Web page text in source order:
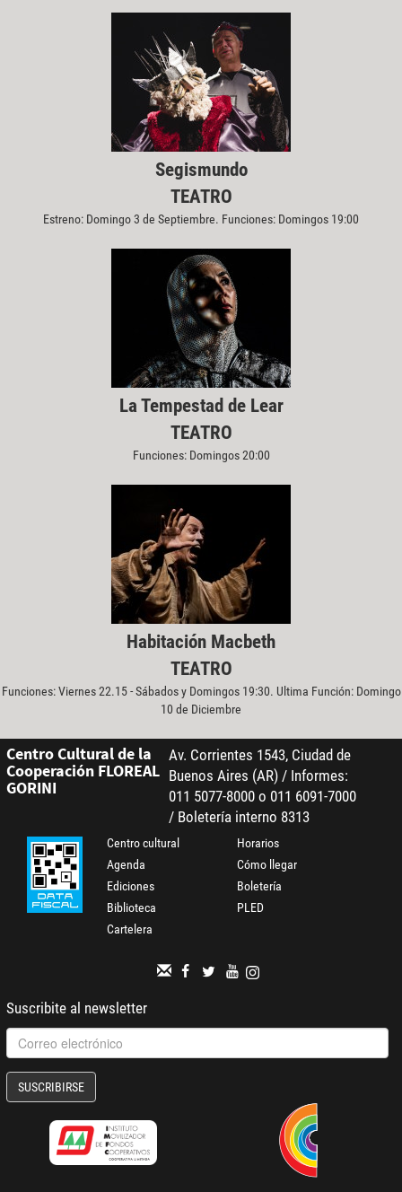
Segismundo
TEATRO
Estreno: Domingo 3 de Septiembre. Funciones: Domingos 19:00
La Tempestad de Lear
TEATRO
Funciones: Domingos 20:00
Habitación Macbeth
TEATRO
Funciones: Viernes 22.15 - Sábados y Domingos 19:30. Ultima Función: Domingo
10 de Diciembre
Centro Cultural de la
Cooperación FLOREAL
GORINI
Av. Corrientes 1543, Ciudad de
Buenos Aires (AR) / Informes:
011 5077-8000 o 011 6091-7000
/ Boletería interno 8313
Centro cultural
Agenda
Ediciones
Biblioteca
Cartelera
Horarios
Cómo llegar
Boletería
PLED
Suscribite al newsletter
SUSCRIBIRSE